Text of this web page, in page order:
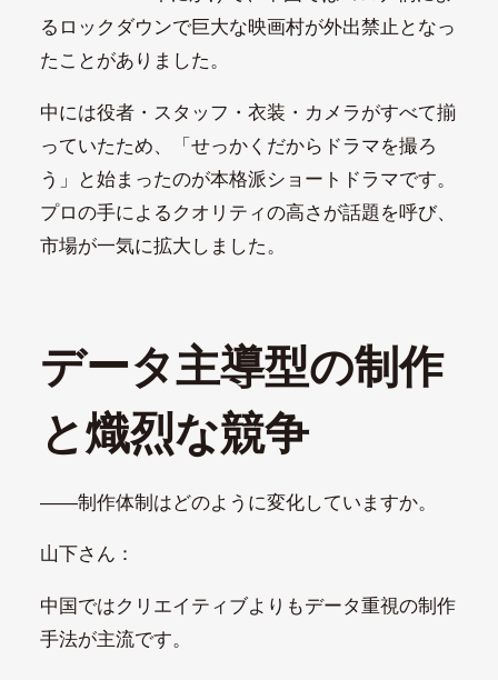
るロックダウンで巨大な映画村が外出禁止となっ
たことがありました。
中には役者・スタッフ・衣装・カメラがすべて揃
っていたため、「せっかくだからドラマを撮ろ
う」と始まったのが本格派ショートドラマです。
プロの手によるクオリティの高さが話題を呼び、
市場が一気に拡大しました。
データ主導型の制作
と熾烈な競争
――制作体制はどのように変化していますか。
山下さん：
中国ではクリエイティブよりもデータ重視の制作
手法が主流です。